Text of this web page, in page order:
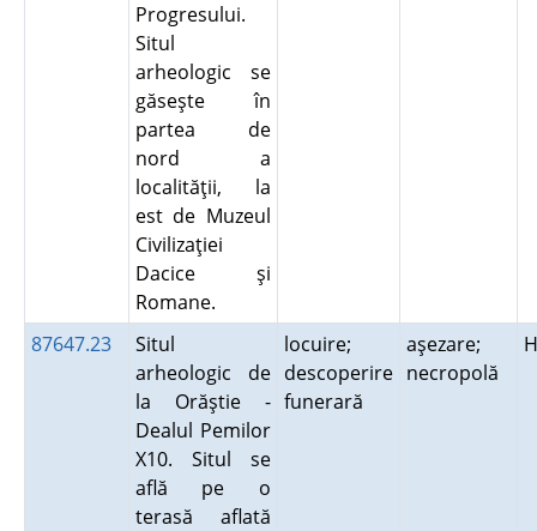
Progresului.
Situl
arheologic se
găseşte în
partea de
nord a
localităţii, la
est de Muzeul
Civilizaţiei
Dacice şi
Romane.
87647.23
Situl
arheologic de
la Orăştie -
Dealul Pemilor
X10. Situl se
află pe o
terasă aflată
locuire;
descoperire
funerară
aşezare;
necropolă